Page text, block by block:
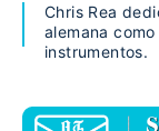
Chris Rea
alemana
instrumentos.